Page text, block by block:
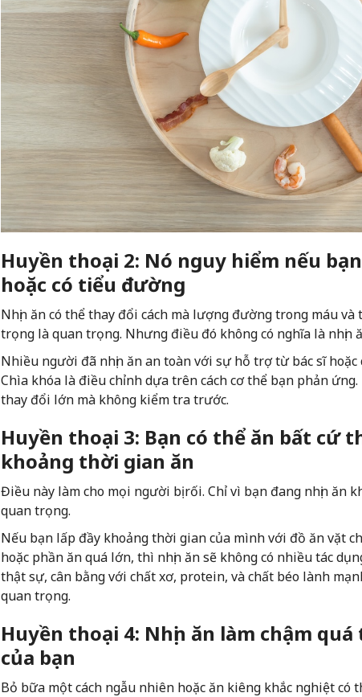
Huyền thoại 2: Nó nguy hiểm nếu
hoặc có tiểu đường
Nhịn ăn có thể thay đổi cách mà lượng đường trong máu
trọng là quan trọng. Nhưng điều đó không có nghĩa là nhịn
Nhiều người đã nhịn ăn an toàn với sự hỗ trợ từ bác sĩ
Chìa khóa là điều chỉnh dựa trên cách cơ thể bạn phản
thay đổi lớn mà không kiểm tra trước.
Huyền thoại 3: Bạn có thể ăn bất cứ
khoảng thời gian ăn
Điều này làm cho mọi người bị rối. Chỉ vì bạn đang nhịn ăn
quan trọng.
Nếu bạn lấp đầy khoảng thời gian của mình với đồ ăn vặt
hoặc phần ăn quá lớn, thì nhịn ăn sẽ không có nhiều tác
thật sự, cân bằng với chất xơ, protein, và chất béo lành
quan trọng.
Huyền thoại 4: Nhịn ăn làm chậm
của bạn
Bỏ bữa một cách ngẫu nhiên hoặc ăn kiêng khắc nghiệt có